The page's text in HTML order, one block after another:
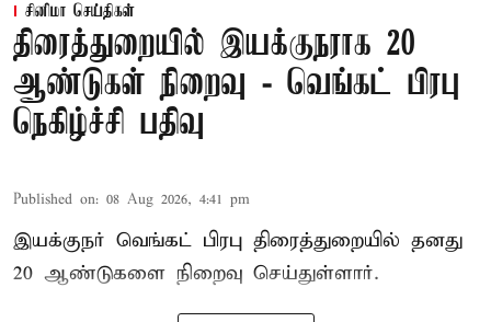
சினிமா செய்திகள்
திரைத்துறையில் இயக்குநராக 20
ஆண்டுகள் நிறைவு - வெங்கட் பிரபு
நெகிழ்ச்சி பதிவு
Published on: 08 Aug 2026, 4:41 pm
இயக்குநர் வெங்கட் பிரபு திரைத்துறையில் தனது
20 ஆண்டுகளை நிறைவு செய்துள்ளார்.